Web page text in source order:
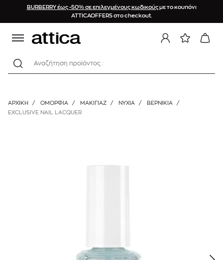
BURBERRY έως -50% σε επιλεγμένους κωδικούςμε το κουπόνι
ATTICAOFFERS στο checkout.
Αναζήτηση προϊόντος :
ΑΡΧΙΚΉ / ΟΜΟΡΦΙΑ / ΜΑΚΙΓΙΑΖ / ΝΎΧΙΑ / ΒΕΡΝΊΚΙΑ
/
EXCLUSIVE NAIL LACQUER